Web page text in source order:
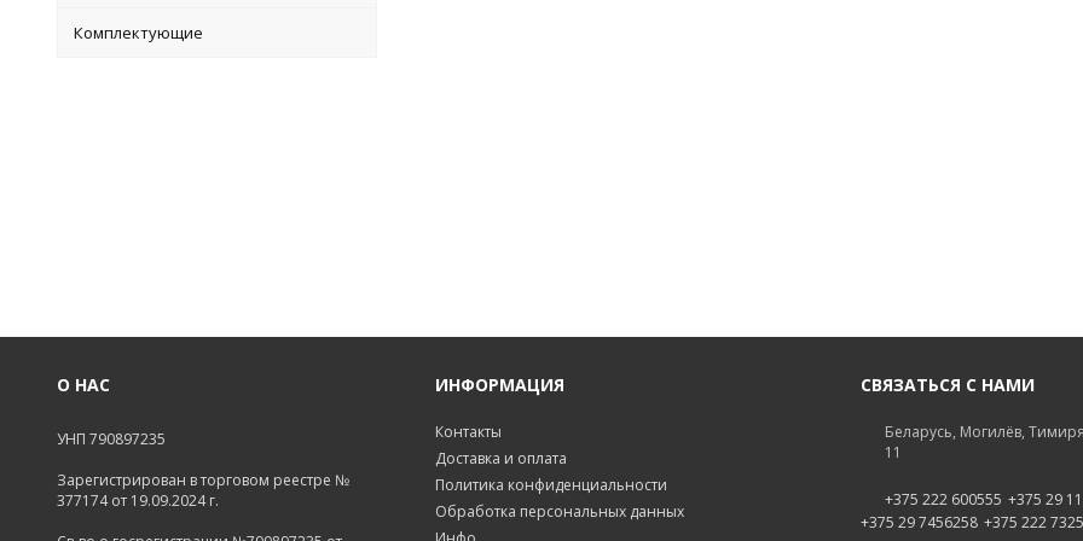
Комплектующие
О НАС
УНП 790897235
Зарегистрирован в торговом реестре №
377174 от 19.09.2024 г.
ИНФОРМАЦИЯ
Контакты
Доставка и оплата
Политика конфиденциальности
Обработка персональных данных
СВЯЗАТЬСЯ С НАМИ
Беларусь, Могилёв,
11
+375 222 600555 +375 29
+375 29 7456258 +375 222